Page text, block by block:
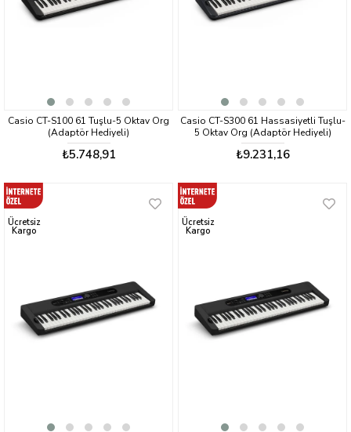
Casio CT-S100 61 Tuşlu-5 Oktav Org
(Adaptör Hediyeli)
₺5.748,91
Casio CT-S300 61 Hassasiyetli Tuşlu-
5 Oktav Org (Adaptör Hediyeli)
₺9.231,16
Ücretsiz
Kargo
Ücretsiz
Kargo